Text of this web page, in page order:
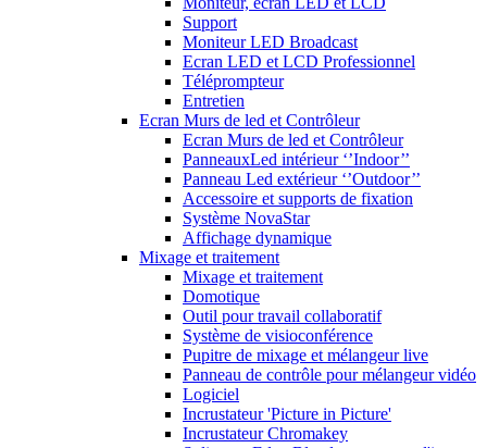
Support
Moniteur LED Broadcast
Ecran LED et LCD Professionnel
Téléprompteur
Entretien
Ecran Murs de led et Contrôleur
Ecran Murs de led et Contrôleur
PanneauxLed intérieur ‘’Indoor’’
Panneau Led extérieur ‘’Outdoor’’
Accessoire et supports de fixation
Système NovaStar
Affichage dynamique
Mixage et traitement
Mixage et traitement
Domotique
Outil pour travail collaboratif
Système de visioconférence
Pupitre de mixage et mélangeur live
Panneau de contrôle pour mélangeur vidéo
Logiciel
Incrustateur 'Picture in Picture'
Incrustateur Chromakey